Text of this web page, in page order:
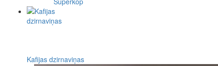
Kafijas dzirnaviņas